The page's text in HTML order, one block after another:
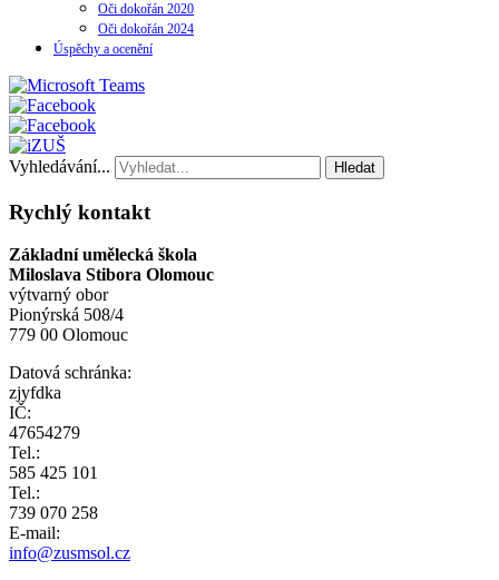
Oči dokořán 2020
Oči dokořán 2024
Úspěchy a ocenění
Vyhledávání... Hledat
Rychlý kontakt
Základní umělecká škola
Miloslava Stibora Olomouc
výtvarný obor
Pionýrská 508/4
779 00 Olomouc
Datová schránka:
zjyfdka
IČ:
47654279
Tel.:
585 425 101
Tel.:
739 070 258
E-mail:
info@zusmsol.cz